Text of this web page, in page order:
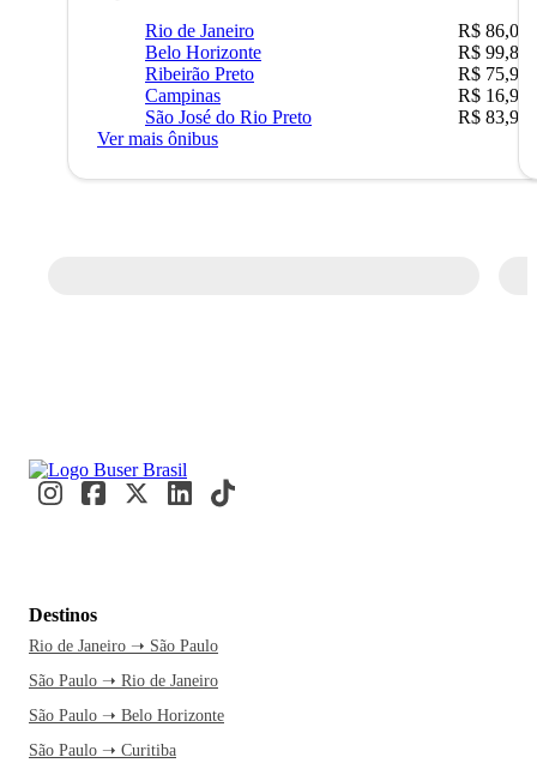
Rio de Janeiro
R$ 86,00
Belo Horizonte
R$ 99,89
Ribeirão Preto
R$ 75,90
Campinas
R$ 16,90
São José do Rio Preto
R$ 83,90
Ver mais ônibus
Destinos
Rio de Janeiro ➝ São Paulo
São Paulo ➝ Rio de Janeiro
São Paulo ➝ Belo Horizonte
São Paulo ➝ Curitiba